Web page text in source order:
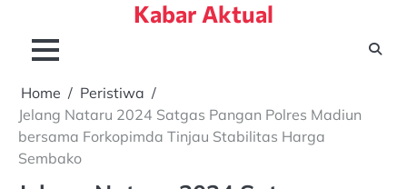
content
Kabar Aktual
Home
Peristiwa
Jelang Nataru 2024 Satgas Pangan Polres Madiun
bersama Forkopimda Tinjau Stabilitas Harga
Sembako